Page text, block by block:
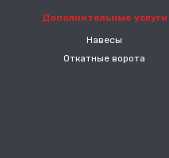
Дополнительные услуги
Навесы
Откатные ворота